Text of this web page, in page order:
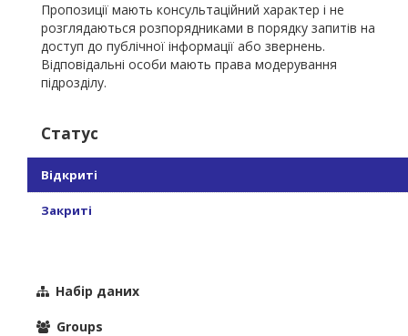
Пропозиції мають консультаційний характер і не
розглядаються розпорядниками в порядку запитів на
доступ до публічної інформації або звернень.
Відповідальні особи мають права модерування
підрозділу.
Статус
Відкриті
Закриті
Набір даних
Groups